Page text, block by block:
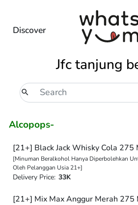
Discover
Jfc tanjung
Alcopops-
[21+] Black Jack Whisky Cola 275
[Minuman Beralkohol Hanya Diperbolehkan
Oleh Pelanggan Usia 21+]
Delivery Price: 33K
[21+] Mix Max Anggur Merah 275